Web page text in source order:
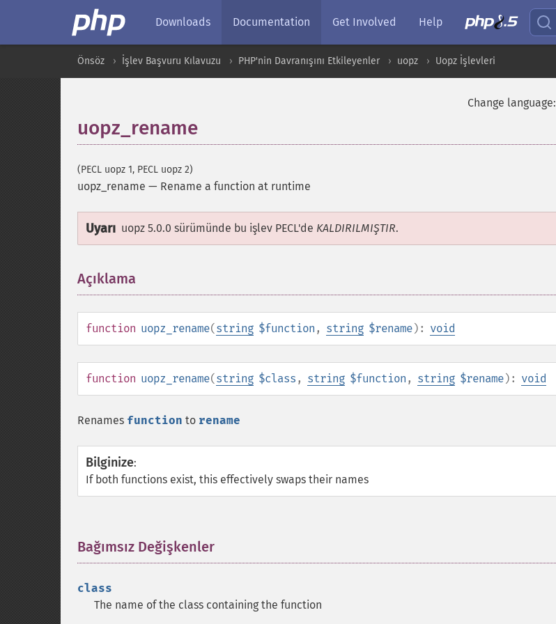
Downloads Documentation Get Involved Help
Önsöz İşlev Başvuru Kılavuzu PHP'nin Davranışını Etkileyenler uopz Uopz İşlevleri
Change language:
uopz_rename
(PECL uopz 1, PECL uopz 2)
uopz_rename — Rename a function at runtime
Uyarı uopz 5.0.0 sürümünde bu işlev PECL'de KALDIRILMIŞTIR.
Açıklama
function uopz_rename(string $function , string $rename): void
function uopz_rename(string $class , string $function , string $rename): void
Renames function to rename
Bilginize:
If both functions exist, this effectively swaps their names
Bağımsız Değişkenler
class
The name of the class containing the function